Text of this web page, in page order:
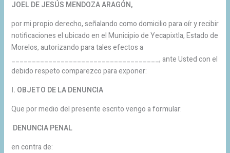
JOEL DE JESÚS MENDOZA ARAGÓN,
por mi propio derecho, señalando como domicilio para oír y recibir
notificaciones el ubicado en el Municipio de Yecapixtla, Estado de
Morelos, autorizando para tales efectos a
____________________________________, ante Usted con el
debido respeto comparezco para exponer:
I. OBJETO DE LA DENUNCIA
Que por medio del presente escrito vengo a formular:
DENUNCIA PENAL
en contra de: